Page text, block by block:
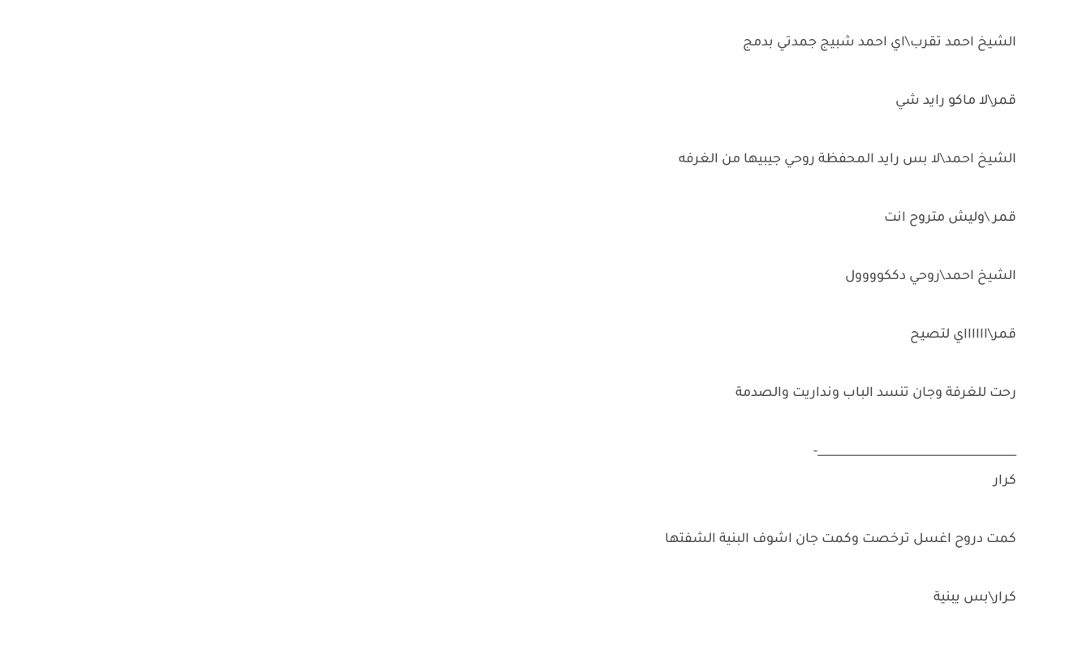
الشيخ احمد تقرب\اي احمد شبيج جمدتي بدمج
قمر\لا ماكو رايد شي
الشيخ احمد\لا بس رايد المحفظة روحي جيبيها من الغرفه
قمر \وليش متروح انت
الشيخ احمد\روحي دككوووول
قمر\ااااااي لتصيح
رحت للغرفة وجان تنسد الباب ونداريت والصدمة
___________________________________-
كرار
كمت دروح اغسل ترخصت وكمت جان اشوف البنية الشفتها
كرار\بس يبنية